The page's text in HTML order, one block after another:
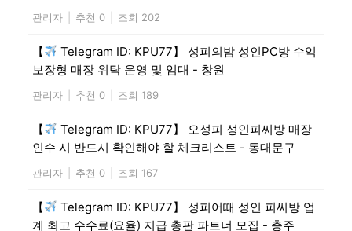
관리자 추천 0 조회 202
【
Telegram ID: KPU77】 성피의밤 성인PC방 수익
보장형 매장 위탁 운영 및 임대 - 창원
관리자 추천 0 조회 189
【
Telegram ID: KPU77】 오성피 성인피씨방 매장
인수 시 반드시 확인해야 할 체크리스트 - 동대문구
관리자 추천 0 조회 167
【
Telegram ID: KPU77】 성피어때 성인 피씨방 업
계 최고 수수료(요율) 지급 총판 파트너 모집 - 충주